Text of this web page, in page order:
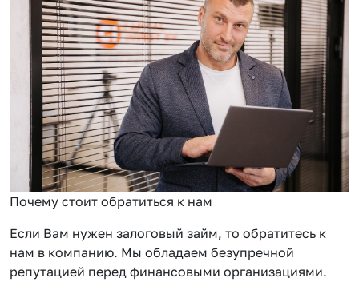
Почему стоит обратиться к нам
Если Вам нужен залоговый займ, то обратитесь к
нам в компанию. Мы обладаем безупречной
репутацией перед финансовыми организациями.